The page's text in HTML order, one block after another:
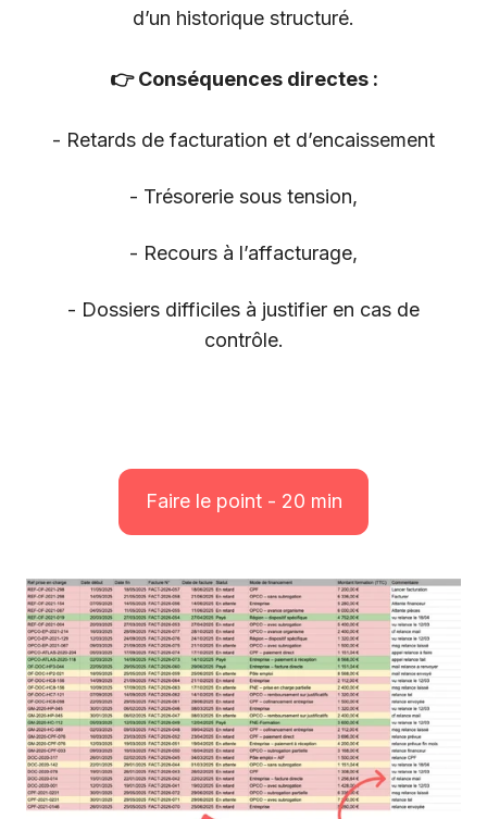
d’un historique structuré.
👉 Conséquences directes :
- Retards de facturation et d’encaissement
- Trésorerie sous tension,
- Recours à l’affacturage,
- Dossiers difficiles à justifier en cas de
contrôle.
Faire le point - 20 min